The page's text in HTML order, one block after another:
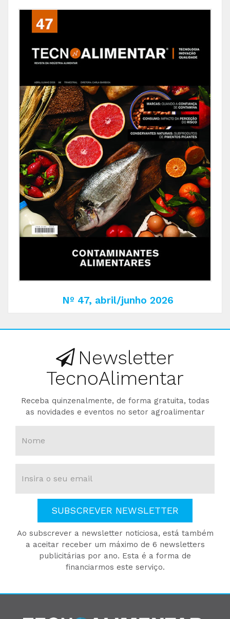
Nº 47, abril/junho 2026
Newsletter
TecnoAlimentar
Receba quinzenalmente, de forma gratuita, todas
as novidades e eventos no setor agroalimentar
SUBSCREVER NEWSLETTER
Ao subscrever a newsletter noticiosa, está também
a aceitar receber um máximo de 6 newsletters
publicitárias por ano. Esta é a forma de
financiarmos este serviço.